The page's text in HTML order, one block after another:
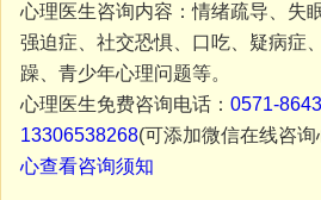
心理医生咨询内容：情绪疏导、失
强迫症、社交恐惧、口吃、疑病症
躁、青少年心理问题等。
心理医生免费咨询电话： 0571-
13306538268(可添加微信在线咨询
心查看咨询须知